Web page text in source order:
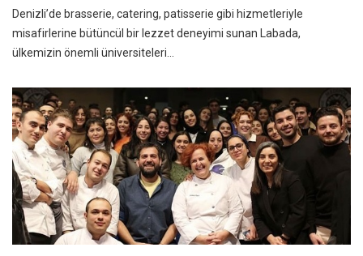
Denizli’de brasserie, catering, patisserie gibi hizmetleriyle
misafirlerine bütüncül bir lezzet deneyimi sunan Labada,
ülkemizin önemli üniversiteleri...